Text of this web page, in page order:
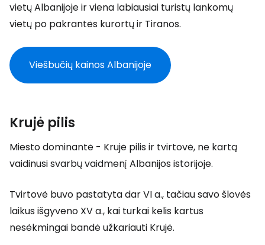
vietų Albanijoje ir viena labiausiai turistų lankomų
vietų po pakrantės kurortų ir Tiranos.
Viešbučių kainos Albanijoje
Krujė pilis
Miesto dominantė - Krujė pilis ir tvirtovė, ne kartą
vaidinusi svarbų vaidmenį Albanijos istorijoje.
Tvirtovė buvo pastatyta dar VI a., tačiau savo šlovės
laikus išgyveno XV a., kai turkai kelis kartus
nesėkmingai bandė užkariauti Krujė.